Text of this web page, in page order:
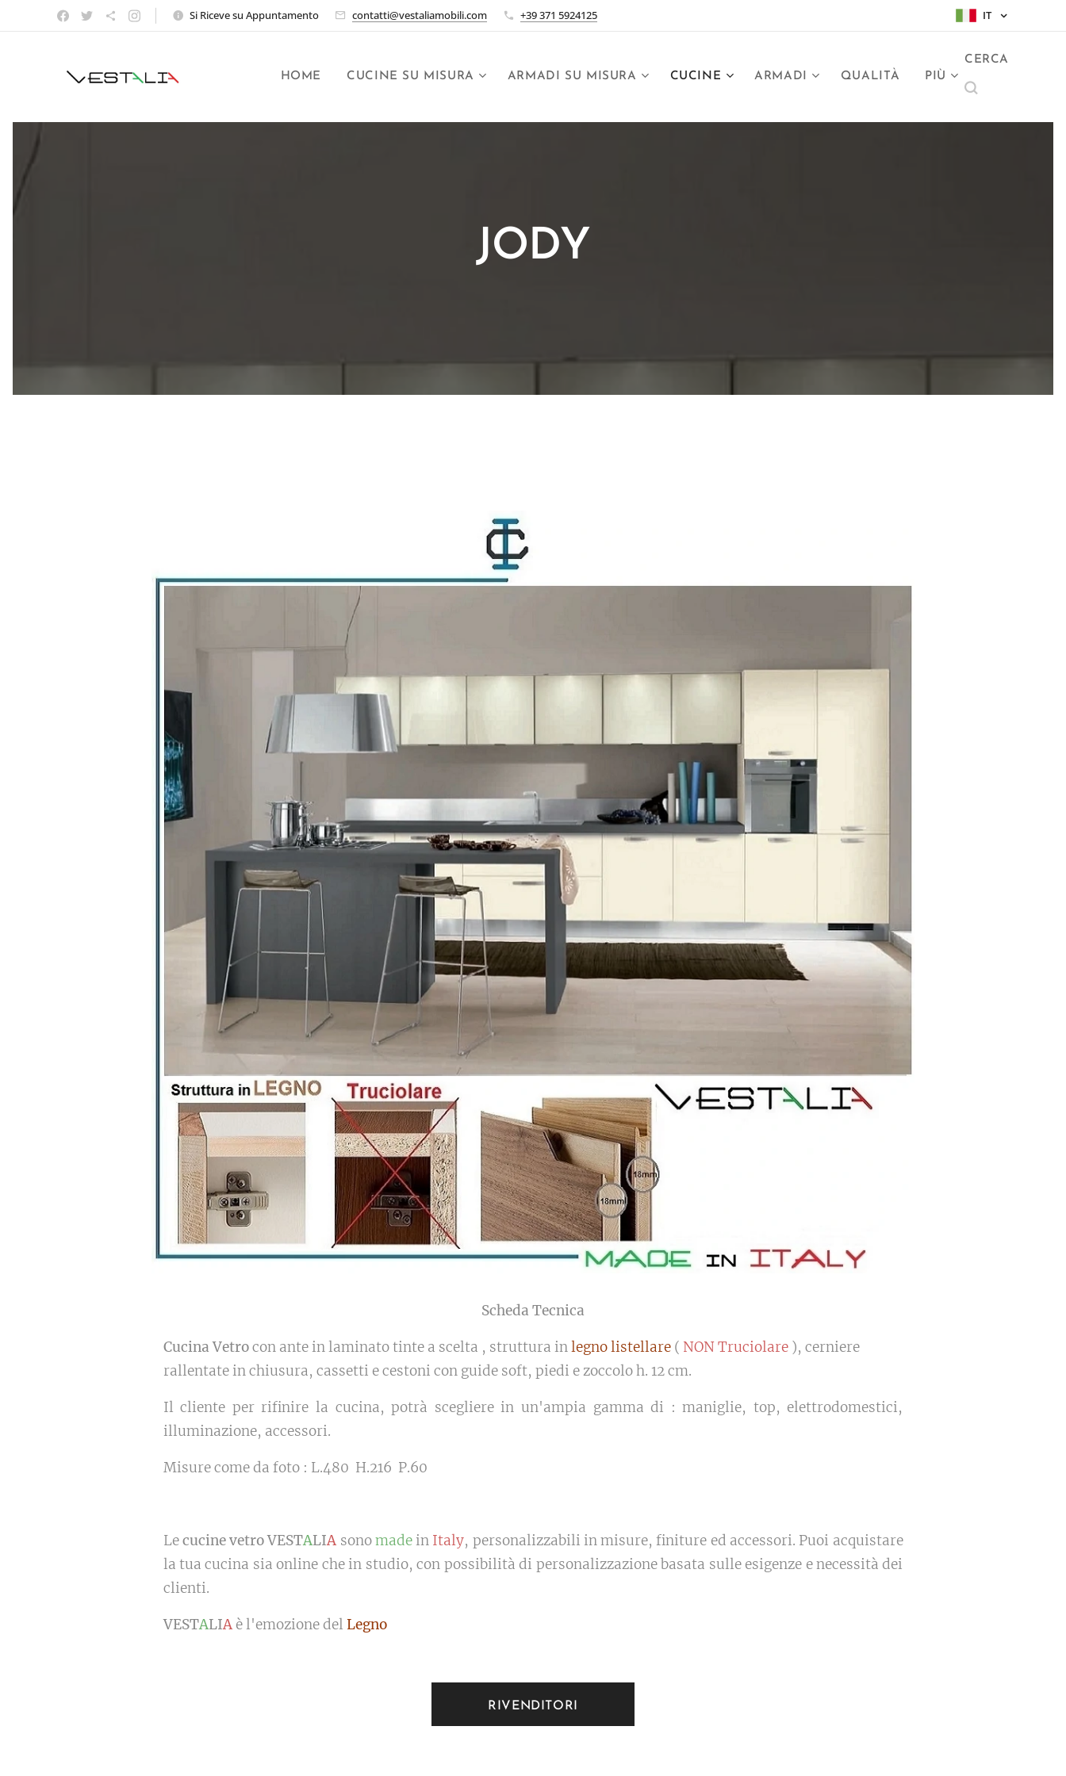
Si Riceve su Appuntamento contatti@vestaliamobili.com +39 371 5924125 IT
HOME CUCINE SU MISURA ARMADI SU MISURA CUCINE ARMADI QUALITÀ PIÙ
CERCA
JODY
Scheda Tecnica
Cucina Vetrocon ante in laminato tinte a scelta , struttura inlegno listellare( NON Truciolare), cerniere
rallentate in chiusura, cassetti e cestoni con guide soft, piedi e zoccolo h. 12 cm.
Il cliente per rifinire la cucina, potrà scegliere in un'ampia gamma di : maniglie, top, elettrodomestici,
illuminazione, accessori.
Misure come da foto : L.480 H.216 P.60
Lecucine vetro VESTALIA sonomadein Italy, personalizzabili in misure, finiture ed accessori. Puoi acquistare
la tua cucina sia online che in studio, con possibilità di personalizzazione basata sulle esigenze e necessità dei
clienti.
VESTALIA è l'emozione del Legno
RIVENDITORI